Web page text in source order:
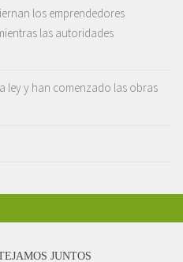
los emprendedores
las autoridades
ley y han comenzado las obras
JUNTOS